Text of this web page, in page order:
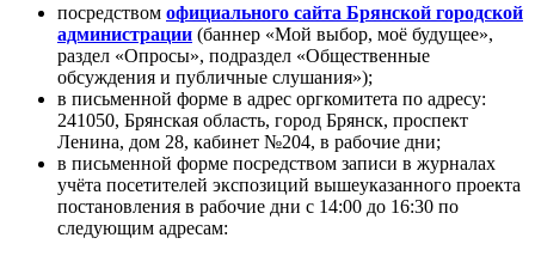
посредством официального сайта Брянской городской
администрации (баннер «Мой выбор, моё будущее»,
раздел «Опросы», подраздел «Общественные
обсуждения и публичные слушания»);
в письменной форме в адрес оргкомитета по адресу:
241050, Брянская область, город Брянск, проспект
Ленина, дом 28, кабинет №204, в рабочие дни;
в письменной форме посредством записи в журналах
учёта посетителей экспозиций вышеуказанного проекта
постановления в рабочие дни с 14:00 до 16:30 по
следующим адресам: